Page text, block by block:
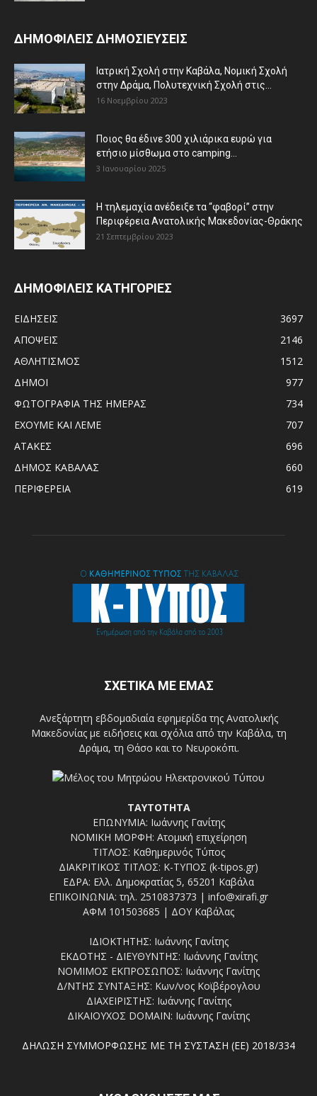
ΔΗΜΟΦΙΛΕΙΣ ΔΗΜΟΣΙΕΥΣΕΙΣ
Ιατρική Σχολή στην Καβάλα, Νομική Σχολή
στην Δράμα, Πολυτεχνική Σχολή στις...
16 Νοεμβρίου 2023
Ποιος θα έδινε 300 χιλιάρικα ευρώ για
ετήσιο μίσθωμα στο camping...
3 Ιανουαρίου 2025
Η τηλεμαχία ανέδειξε τα “φαβορί” στην
Περιφέρεια Ανατολικής Μακεδονίας-Θράκης
21 Σεπτεμβρίου 2023
ΔΗΜΟΦΙΛΕΙΣ ΚΑΤΗΓΟΡΙΕΣ
ΕΙΔΗΣΕΙΣ
3697
ΑΠΟΨΕΙΣ
2146
ΑΘΛΗΤΙΣΜΟΣ
1512
ΔΗΜΟΙ
977
ΦΩΤΟΓΡΑΦΙΑ ΤΗΣ ΗΜΕΡΑΣ
734
ΕΧΟΥΜΕ ΚΑΙ ΛΕΜΕ
707
ΑΤΑΚΕΣ
696
ΔΗΜΟΣ ΚΑΒΑΛΑΣ
660
ΠΕΡΙΦΕΡΕΙΑ
619
ΣΧΕΤΙΚΑ ΜΕ ΕΜΑΣ
Ανεξάρτητη εβδομαδιαία εφημερίδα της Ανατολικής
Μακεδονίας με ειδήσεις και σχόλια από την Καβάλα, τη
Δράμα, τη Θάσο και το Νευροκόπι.
ΤΑΥΤΟΤΗΤΑ
ΕΠΩΝΥΜΙΑ: Ιωάννης Γανίτης
ΝΟΜΙΚΗ ΜΟΡΦΗ: Ατομική επιχείρηση
ΤΙΤΛΟΣ: Καθημερινός Τύπος
ΔΙΑΚΡΙΤΙΚΟΣ ΤΙΤΛΟΣ: Κ-ΤΥΠΟΣ (k-tipos.gr)
ΕΔΡΑ: Ελλ. Δημοκρατίας 5, 65201 Καβάλα
ΕΠΙΚΟΙΝΩΝΙΑ: τηλ. 2510837373 | info@xirafi.gr
ΑΦΜ 101503685 | ΔΟΥ Καβάλας
ΙΔΙΟΚΤΗΤΗΣ: Ιωάννης Γανίτης
ΕΚΔΟΤΗΣ - ΔΙΕΥΘΥΝΤΗΣ: Ιωάννης Γανίτης
ΝΟΜΙΜΟΣ ΕΚΠΡΟΣΩΠΟΣ: Ιωάννης Γανίτης
Δ/ΝΤΗΣ ΣΥΝΤΑΞΗΣ: Κων/νος Κοϊβέρογλου
ΔΙΑΧΕΙΡΙΣΤΗΣ: Ιωάννης Γανίτης
ΔΙΚΑΙΟΥΧΟΣ DOMAIN: Ιωάννης Γανίτης
ΔΗΛΩΣΗ ΣΥΜΜΟΡΦΩΣΗΣ ΜΕ ΤΗ ΣΥΣΤΑΣΗ (ΕΕ) 2018/334